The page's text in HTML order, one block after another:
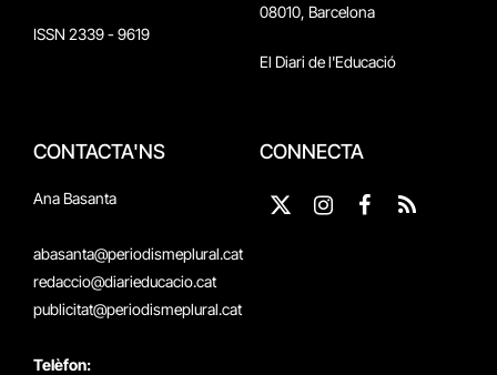
ISSN 2339 - 9619
08010, Barcelona
El Diari de l'Educació
CONTACTA'NS
Ana Basanta
abasanta@periodismeplural.cat
redaccio@diarieducacio.cat
publicitat@periodismeplural.cat
Telèfon:
CONNECTA
X
Instagram
Facebook
RSS